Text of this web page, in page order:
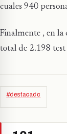
cuales 940
Finalmente , en la
total de 2.198 test
#destacado